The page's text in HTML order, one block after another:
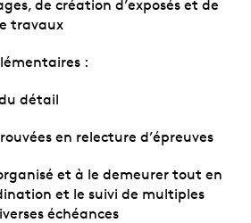
de création d’exposés et de
travaux
:
détail
en relecture d’épreuves
et à le demeurer tout en
et le suivi de multiples
échéances